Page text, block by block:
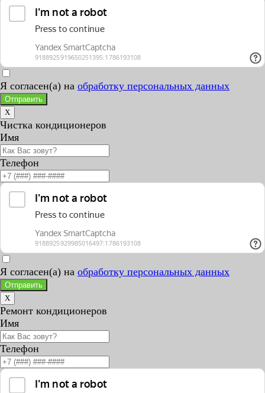
Я согласен(а) на обработку персональных данных
Отправить
X
Чистка кондиционеров
Имя
Телефон
Я согласен(а) на обработку персональных данных
Отправить
X
Ремонт кондиционеров
Имя
Телефон